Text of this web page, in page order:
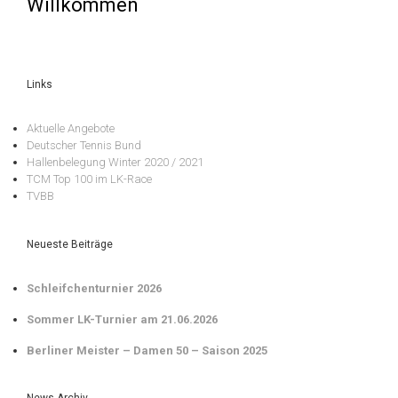
Willkommen
Links
Aktuelle Angebote
Deutscher Tennis Bund
Hallenbelegung Winter 2020 / 2021
TCM Top 100 im LK-Race
TVBB
Neueste Beiträge
Schleifchenturnier 2026
Sommer LK-Turnier am 21.06.2026
Berliner Meister – Damen 50 – Saison 2025